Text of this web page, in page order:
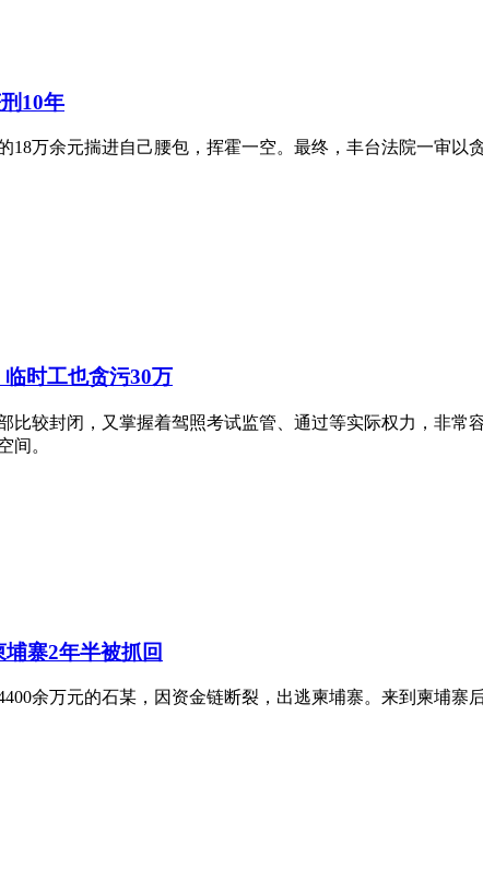
10年
18万余元揣进自己腰包，挥霍一空。最终，丰台法院一审
时工也贪污30万
比较封闭，又掌握着驾照考试监管、通过等实际权力，非
间。
寨2年半被抓回
余万元的石某，因资金链断裂，出逃柬埔寨。来到柬埔